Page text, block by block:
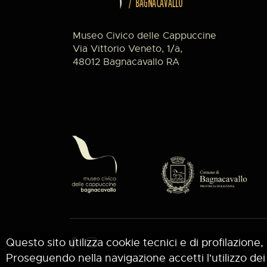
Museo Civico delle Cappuccine
Via Vittorio Veneto, 1/a,
48012 Bagnacavallo RA
Questo sito utilizza cookie tecnici e di
Proseguendo nella navigazione accetti l'utilizzo